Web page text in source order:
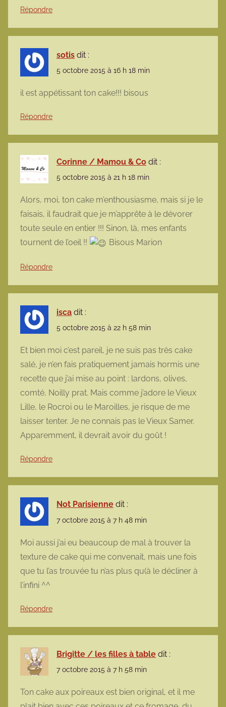
Répondre
sotis dit :
5 octobre 2015 à 16 h 18 min
il est appétissant ton cake!!! bisous
Répondre
Corinne / Mamou & Co dit :
5 octobre 2015 à 21 h 18 min
Alors, moi, ton cake m’enthousiasme, mais si je le
faisais, il faudrait que je m’apprête à le dévorer
toute seule en entier !!! Sinon, là, mes enfants
tournent de l’oeil !!
Bisous Marion
Répondre
isca dit :
5 octobre 2015 à 22 h 58 min
Et bien moi c’est pareil, je ne suis pas très cake
salé, je n’en fais pratiquement jamais hormis une
recette que j’ai mise au point : lardons, olives,
comté, Noilly prat. Mais comme j’adore le Vieux
Lille, le Rocroi ou le Maroilles, je risque de me
laisser tenter. Je ne connais pas le Vieux Samer.
Apparemment, il devrait avoir du goût !
Répondre
Not Parisienne dit :
7 octobre 2015 à 7 h 48 min
Moi aussi j’ai eu beaucoup de mal à trouver la
texture de cake qui me convenait, mais une fois
que tu l’as trouvée tu n’as plus qu(à le décliner à
l’infini ^^
Répondre
Brigitte / les filles à table dit :
7 octobre 2015 à 7 h 58 min
Ton cake aux poireaux est bien original, et il me